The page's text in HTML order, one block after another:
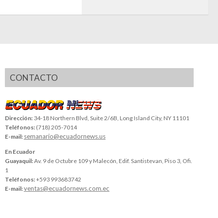
CONTACTO
Dirección: 34-18 Northern Blvd, Suite 2/6B, Long Island City, NY 11101
Teléfonos: (718) 205-7014
E-mail: semanario@ecuadornews.us
En Ecuador
Guayaquil:Av. 9 de Octubre 109 y Malecón, Edif. Santistevan, Piso 3, Ofi.
1
Teléfonos:+593 993683742
E-mail:ventas@ecuadornews.com.ec